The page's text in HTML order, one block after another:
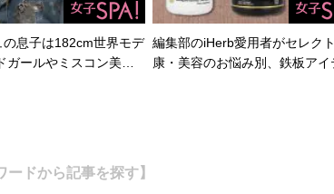
の息子は182cm世界モデ
ガールやミスコン美…
編集部のiHerb愛用者がセレク
康・美容のお悩み別、鉄板アイ
ードから記事を探す】